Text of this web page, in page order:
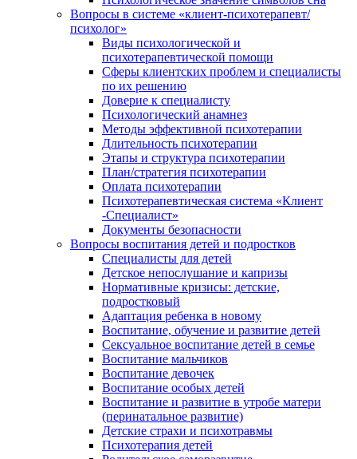
Вопросы в системе «клиент-психотерапевт/
психолог»
Виды психологической и
психотерапевтической помощи
Сферы клиентских проблем и специалисты
по их решению
Доверие к специалисту
Психологический анамнез
Методы эффективной психотерапии
Длительность психотерапии
Этапы и структура психотерапии
План/стратегия психотерапии
Оплата психотерапии
Психотерапевтическая система «Клиент
-Специалист»
Документы безопасности
Вопросы воспитания детей и подростков
Специалисты для детей
Детское непослушание и капризы
Нормативные кризисы: детские,
подростковый
Адаптация ребенка в новому
Воспитание, обучение и развитие детей
Сексуальное воспитание детей в семье
Воспитание мальчиков
Воспитание девочек
Воспитание особых детей
Воспитание и развитие в утробе матери
(перинатальное развитие)
Детские страхи и психотравмы
Психотерапия детей